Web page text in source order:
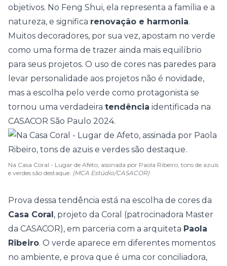
objetivos. No Feng Shui, ela representa a família e a
natureza, e significa renovação e harmonia.
Muitos decoradores, por sua vez, apostam no verde
como uma forma de trazer ainda mais equilíbrio
para seus projetos. O uso de cores nas paredes para
levar personalidade aos projetos não é novidade,
mas a escolha pelo verde como protagonista se
tornou uma verdadeira tendência identificada na
CASACOR São Paulo 2024.
Na Casa Coral - Lugar de Afeto, assinada por Paola Ribeiro, tons de azuis
e verdes são destaque. (MCA Estúdio/CASACOR)
Prova dessa tendência está na escolha de cores da
Casa Coral, projeto da Coral (patrocinadora Master
da CASACOR), em parceria com a arquiteta Paola
Ribeiro. O verde aparece em diferentes momentos
no ambiente, e prova que é uma cor conciliadora,